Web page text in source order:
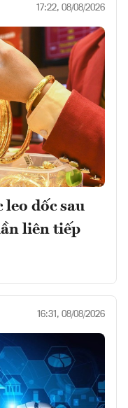
17:22, 08/08/2026
dốc sau
liên tiếp
16:31, 08/08/2026